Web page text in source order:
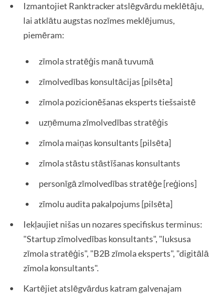
Izmantojiet Ranktracker atslēgvārdu meklētāju,
lai atklātu augstas nozīmes meklējumus,
piemēram:
zīmola stratēģis manā tuvumā
zīmolvedības konsultācijas [pilsēta]
zīmola pozicionēšanas eksperts tiešsaistē
uzņēmuma zīmolvedības stratēģis
zīmola maiņas konsultants [pilsēta]
zīmola stāstu stāstīšanas konsultants
personīgā zīmolvedības stratēģe [reģions]
zīmolu audita pakalpojums [pilsēta]
Iekļaujiet nišas un nozares specifiskus terminus:
"Startup zīmolvedības konsultants", "luksusa
zīmola stratēģis", "B2B zīmola eksperts", "digitālā
zīmola konsultants".
Kartējiet atslēgvārdus katram galvenajam